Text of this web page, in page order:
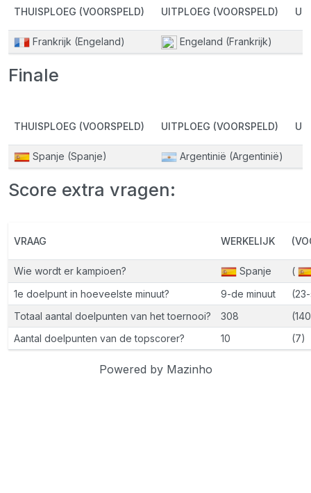
THUISPLOEG (VOORSPELD) UITPLOEG (VOORSPELD)
Frankrijk (Engeland) Engeland (Frankrijk)
Finale
THUISPLOEG (VOORSPELD) UITPLOEG (VOORSPELD)
Spanje (Spanje) Argentinië (Argentinië)
Score extra vragen:
VRAAG WERKELIJK
Wie wordt er kampioen? Spanje
(
1e doelpunt in hoeveelste minuut?
9-de minuut
Totaal aantal doelpunten van het toernooi?
308
Aantal doelpunten van de topscorer?
10 (7)
Powered by Mazinho